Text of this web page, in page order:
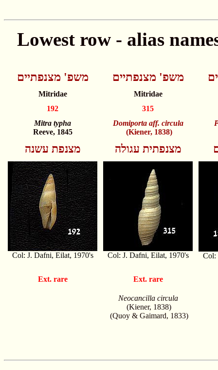
משפ' מצנפתיים משפ' מצנפתיים
Mitridae
Mitridae
192
315
Mitra typha
Reeve, 1845
Domiporta aff. circula
(Kiener, 1838)
מצנפת עשנה מצנפתית עגולה
Col: J. Dafni, Eilat, 1970's Col: J. Dafni, Eilat, 1970's Col:
Ext. rare Ext. rare
Neocancilla circula
(Kiener, 1838)
(Quoy & Gaimard, 1833)